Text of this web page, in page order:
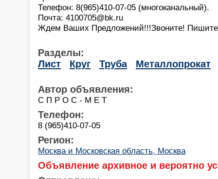
Телефон: 8(965)410-07-05 (многоканальный).
Почта: 4100705@bk.ru
Ждем Ваших Предложений!!!Звоните!
Разделы:
Лист
Круг Труба Металлопрокат
Автор объявления:
С П Р О С - М Е Т
Телефон:
8 (965)410-07-05
Регион:
Москва и Московская область, Москва
Объявление архивное и вероятно